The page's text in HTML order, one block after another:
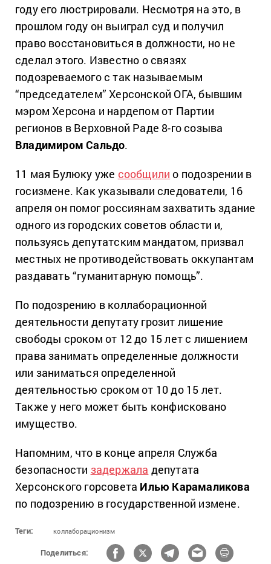
году его люстрировали. Несмотря на это, в
прошлом году он выиграл суд и получил
право восстановиться в должности, но не
сделал этого. Известно о связях
подозреваемого с так называемым
“председателем” Херсонской ОГА, бывшим
мэром Херсона и нардепом от Партии
регионов в Верховной Раде 8-го созыва
Владимиром Сальдо.
11 мая Булюку уже сообщили о подозрении в
госизмене. Как указывали следователи, 16
апреля он помог россиянам захватить здание
одного из городских советов области и,
пользуясь депутатским мандатом, призвал
местных не противодействовать оккупантам
раздавать “гуманитарную помощь”.
По подозрению в коллаборационной
деятельности депутату грозит лишение
свободы сроком от 12 до 15 лет с лишением
права занимать определенные должности
или заниматься определенной
деятельностью сроком от 10 до 15 лет.
Также у него может быть конфисковано
имущество.
Напомним, что в конце апреля Служба
безопасности задержала депутата
Херсонского горсовета Илью Карамаликова
по подозрению в государственной измене.
Теги: коллаборационизм
Поделиться: